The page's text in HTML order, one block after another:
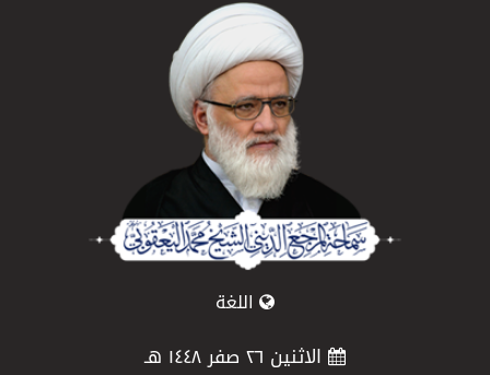
اللغة
الاثنين ٢٦ صفر ١٤٤٨ هـ